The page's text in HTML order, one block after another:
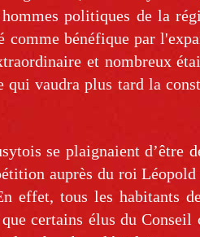
politiques de la
comme bénéfique par
et nombreux
qui vaudra plus tard la
se plaignaient d’être
auprès du roi
effet, tous les habitants
certains élus du